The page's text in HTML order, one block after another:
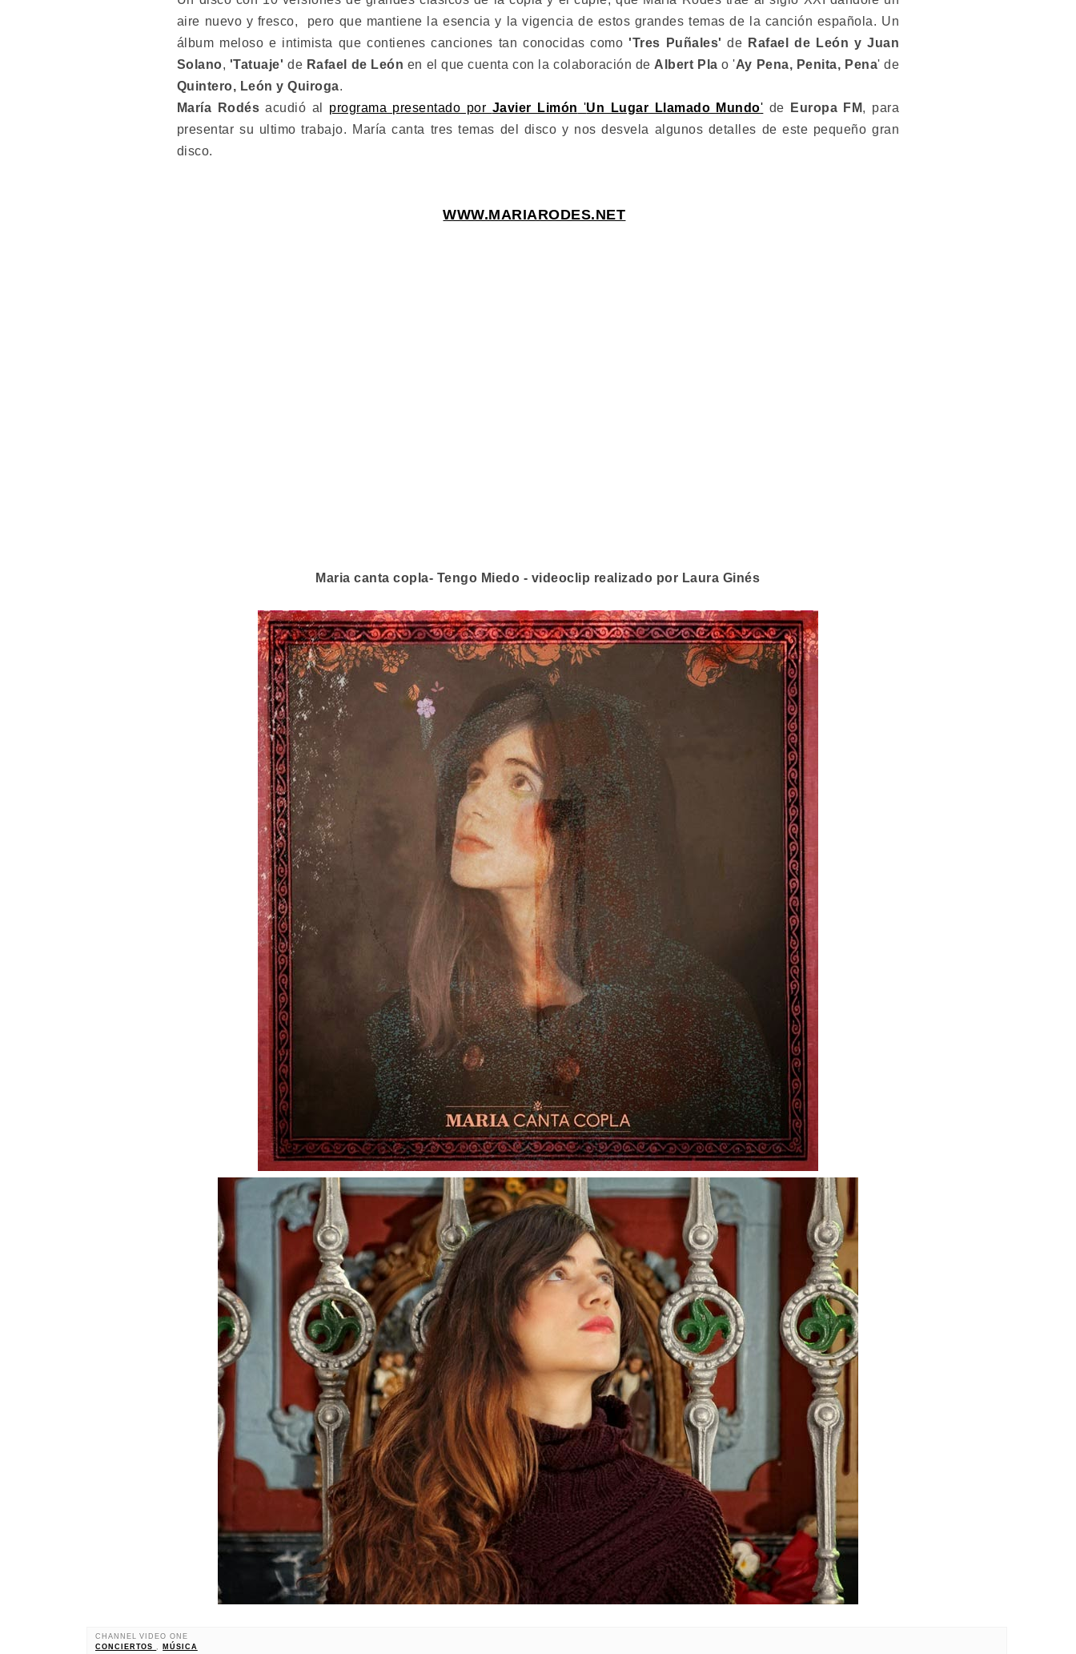
aire nuevo y fresco, pero que mantiene la esencia y la vigencia de estos grandes temas de la canción española. Un
álbum meloso e intimista que contienes canciones tan conocidas como 'Tres Puñales' de Rafael de León y Juan
Solano, 'Tatuaje' de Rafael de León en el que cuenta con la colaboración de Albert Pla o 'Ay Pena, Penita, Pena' de
Quintero, León y Quiroga.
María Rodés acudió al programa presentado por Javier Limón 'Un Lugar Llamado Mundo' de Europa FM, para
presentar su ultimo trabajo. María canta tres temas del disco y nos desvela algunos detalles de este pequeño gran
disco.
WWW.MARIARODES.NET
Maria canta copla- Tengo Miedo - videoclip realizado por Laura Ginés
CHANNEL VIDEO ONE
CONCIERTOS, MÚSICA